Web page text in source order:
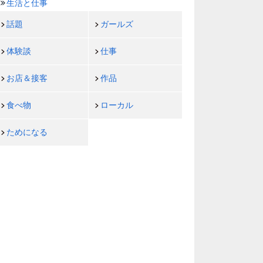
生活と仕事
話題 ガールズ
体験談 仕事
お店＆接客 作品
食べ物 ローカル
ためになる